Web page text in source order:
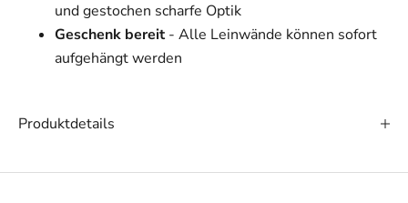
und gestochen scharfe Optik
Geschenk bereit- Alle Leinwände können sofort
aufgehängt werden
Produktdetails